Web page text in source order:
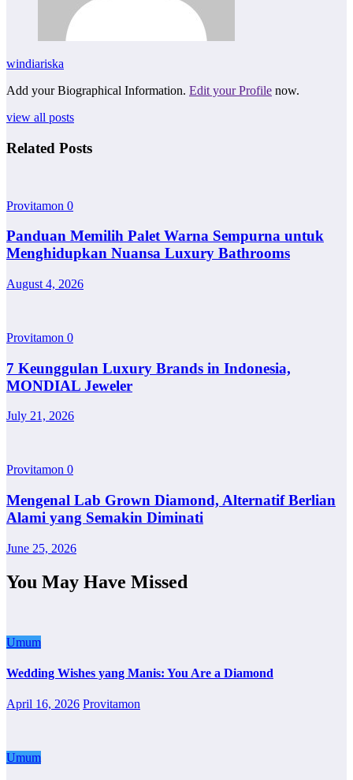
windiariska
Add your Biographical Information. Edit your Profile now.
view all posts
Related Posts
Provitamon 0
Panduan Memilih Palet Warna Sempurna untuk
Menghidupkan Nuansa Luxury Bathrooms
August 4, 2026
Provitamon 0
7 Keunggulan Luxury Brands in Indonesia,
MONDIAL Jeweler
July 21, 2026
Provitamon 0
Mengenal Lab Grown Diamond, Alternatif Berlian
Alami yang Semakin Diminati
June 25, 2026
You May Have Missed
Umum
Wedding Wishes yang Manis: You Are a Diamond
April 16, 2026 Provitamon
Umum